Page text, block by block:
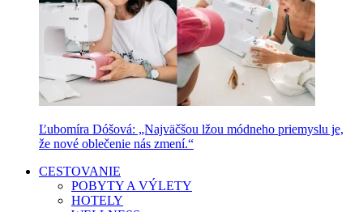
Ľubomíra Dóšová: „Najväčšou lžou módneho priemyslu je,
že nové oblečenie nás zmení.“
CESTOVANIE
POBYTY A VÝLETY
HOTELY